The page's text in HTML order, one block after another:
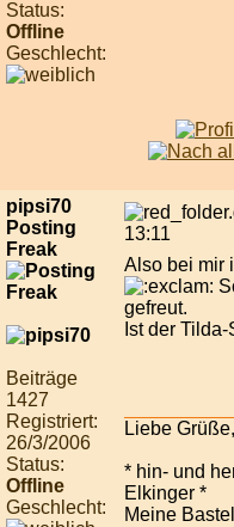
Status:
Offline
Geschlecht:
pipsi70
Posting
Freak
Beiträge
1427
Registriert:
26/3/2006
Status:
Offline
Geschlecht:
13:11
Also bei mir
gefreut.
Ist der
Liebe
* hin- und
Elkinger *
Meine